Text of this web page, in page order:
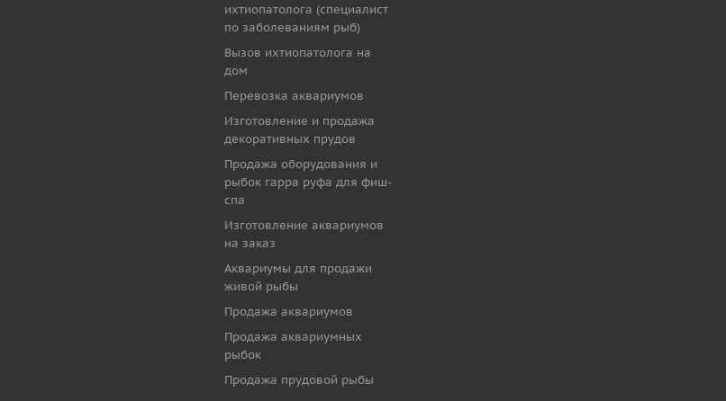
ихтиопатолога (специалист
по заболеваниям рыб)
Вызов ихтиопатолога на
дом
Перевозка аквариумов
Изготовление и продажа
декоративных прудов
Продажа оборудования и
рыбок гарра руфа для фиш-
спа
Изготовление аквариумов
на заказ
Аквариумы для продажи
живой рыбы
Продажа аквариумов
Продажа аквариумных
рыбок
Продажа прудовой рыбы